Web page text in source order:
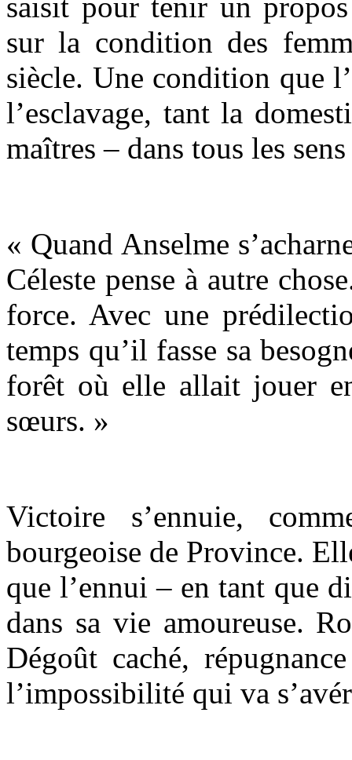
sur la condition des
siècle. Une condition que
l’esclavage, tant la
maîtres – dans tous les
« Quand Anselme
Céleste pense à autre
force. Avec une
temps qu’il fasse sa
forêt où elle allait jouer
sœurs. »
Victoire s’ennuie,
bourgeoise de Province.
que l’ennui – en tant que
dans sa vie amoureuse.
Dégoût caché,
l’impossibilité qui va